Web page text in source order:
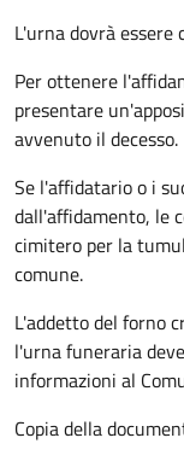
L'urna dovrà
Per ottenere
presentare
avvenuto il decesso.
Se l'affidatario o i
dall'affidamento, le
cimitero per la
comune.
L'addetto del forno
l'urna funeraria
informazioni al
Copia della